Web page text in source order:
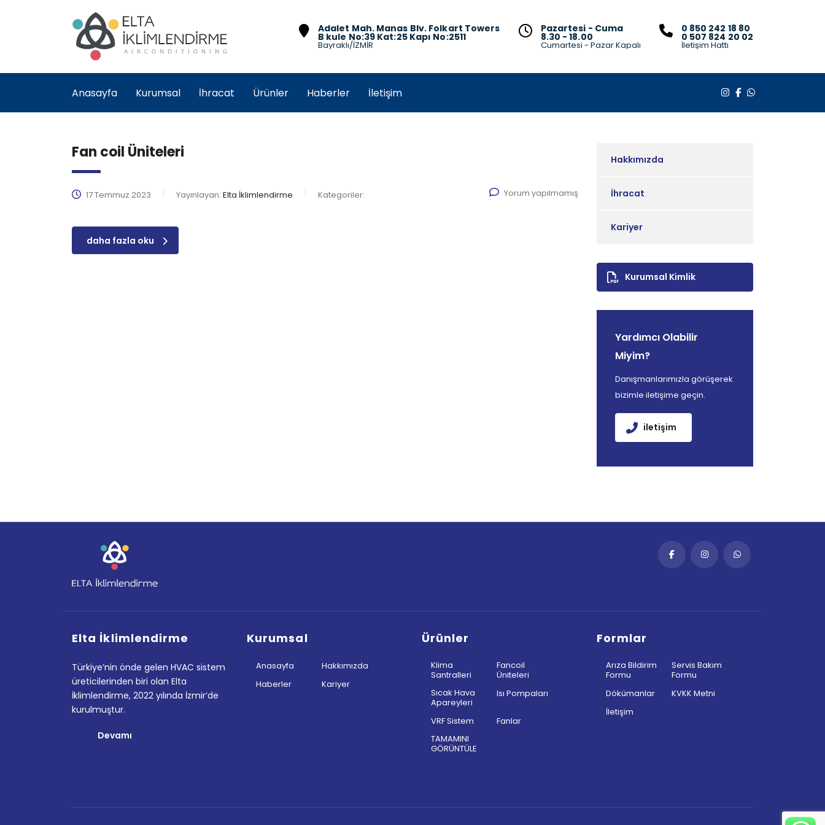
Adalet Mah. Manas Blv. Folkart Towers
B kule No:39 Kat:25 Kapı No:2511
Bayraklı/İZMİR
Pazartesi - Cuma
8.30 - 18.00
Cumartesi - Pazar Kapalı
0 850 242 18 80
0 507 824 20 02
İletişim Hattı
Anasayfa Kurumsal İhracat Ürünler Haberler İletişim
Fan coil Üniteleri
17 Temmuz 2023 Yayınlayan: Elta İklimlendirme Kategoriler: Yorum yapılmamış
daha fazla oku
Hakkımızda
İhracat
Kariyer
Kurumsal Kimlik
Yardımcı Olabilir
Miyim?
Danışmanlarımızla görüşerek
bizimle iletişime geçin.
iletişim
Elta İklimlendirme
Türkiye’nin önde gelen HVAC sistem
üreticilerinden biri olan Elta
İklimlendirme, 2022 yılında İzmir’de
kurulmuştur.
Devamı
Kurumsal
Anasayfa
Hakkımızda
Haberler
Kariyer
Ürünler
Klima
Santralleri
Fancoil
Üniteleri
Sıcak Hava
Apareyleri
Isı Pompaları
VRF Sistem
Fanlar
TAMAMINI
GÖRÜNTÜLE
Formlar
Arıza Bildirim
Formu
Servis Bakım
Formu
Dökümanlar
KVKK Metni
İletişim